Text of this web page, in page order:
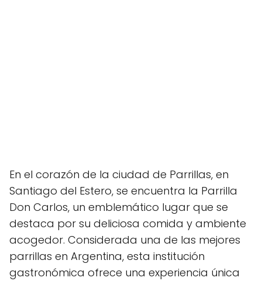
En el corazón de la ciudad de Parrillas, en
Santiago del Estero, se encuentra la Parrilla
Don Carlos, un emblemático lugar que se
destaca por su deliciosa comida y ambiente
acogedor. Considerada una de las mejores
parrillas en Argentina, esta institución
gastronómica ofrece una experiencia única